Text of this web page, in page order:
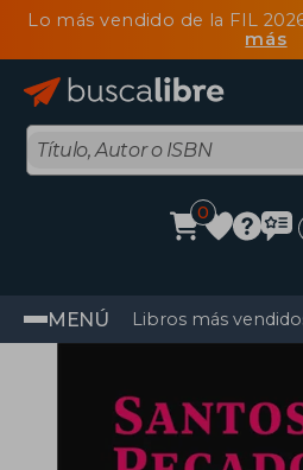
Lo más vendido de la FIL
más
0
MENÚ Libros más